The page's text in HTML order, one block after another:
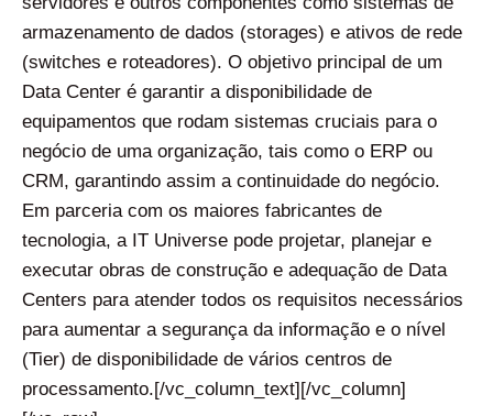
armazenamento de dados (storages) e ativos de rede
(switches e roteadores). O objetivo principal de um
Data Center é garantir a disponibilidade de
equipamentos que rodam sistemas cruciais para o
negócio de uma organização, tais como o ERP ou
CRM, garantindo assim a continuidade do negócio.
Em parceria com os maiores fabricantes de
tecnologia, a IT Universe pode projetar, planejar e
executar obras de construção e adequação de Data
Centers para atender todos os requisitos necessários
para aumentar a segurança da informação e o nível
(Tier) de disponibilidade de vários centros de
processamento.[/vc_column_text][/vc_column]